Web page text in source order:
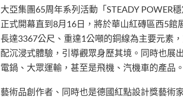
大亞集團 65周年系列活動「 STEADY POWER
正式開幕直到 8月 16 日，將於華山紅磚區西5館
長達3367公尺、重達1公噸的銅線為主要元素
配沉浸式體驗，引導觀眾身歷其境。同時也展
電鍋、大眾運輸，甚至是飛機、汽機車的產品。
藝術品創作者、同時也是德國紅點設計獎藝術